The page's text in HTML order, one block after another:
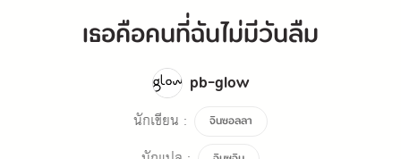
เธอคือคนที่ฉันไม่มีวันลืม
pb-glow
นักเขียน : จินซอลลา